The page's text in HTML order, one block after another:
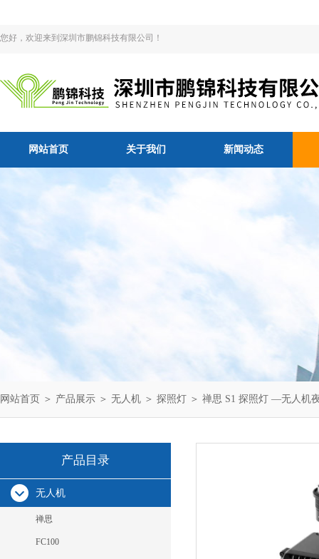
您好，欢迎来到深圳市鹏锦科技有限公司！
网站首页 关于我们 新闻动态
网站首页 ＞ 产品展示 ＞ 无人机 ＞ 探照灯 ＞ 禅思 S1 探照灯 —无人机
产品目录
无人机
禅思
FC100